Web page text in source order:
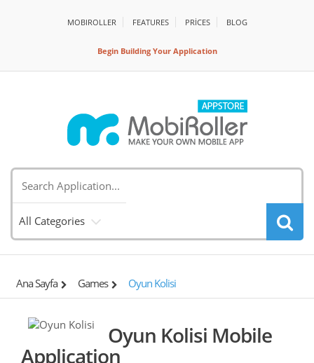
MOBIROLLER FEATURES PRİCES BLOG
Begin Building Your Application
All Categories
Ana Sayfa Games Oyun Kolisi
Oyun Kolisi Mobile
Application